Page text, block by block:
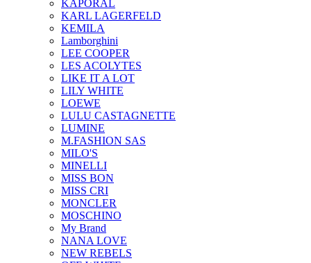
KAPORAL
KARL LAGERFELD
KEMILA
Lamborghini
LEE COOPER
LES ACOLYTES
LIKE IT A LOT
LILY WHITE
LOEWE
LULU CASTAGNETTE
LUMINE
M.FASHION SAS
MILO'S
MINELLI
MISS BON
MISS CRI
MONCLER
MOSCHINO
My Brand
NANA LOVE
NEW REBELS